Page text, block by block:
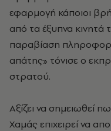
εφαρμογή κάποιοι
από τα έξυπνα κινητά
παραβίαση
απάτης» τόνισε ο
στρατού.
Αξίζει να σημειωθεί
Χαμάς επιχειρεί να